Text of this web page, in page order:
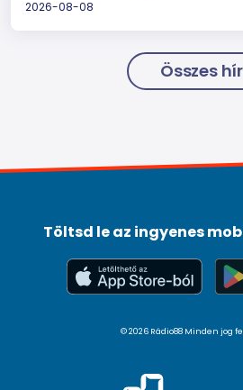
2026-08-08
Összes hír
Töltsd le az ingyenes
© 2026 Rádio88 Minden jog